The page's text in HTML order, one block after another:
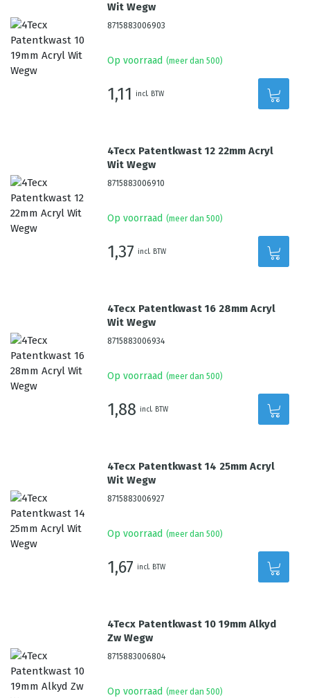
Wit Wegw
8715883006903
Op voorraad (meer dan 500)
1,11 incl. BTW
4Tecx Patentkwast 12 22mm Acryl
Wit Wegw
8715883006910
Op voorraad (meer dan 500)
1,37 incl. BTW
4Tecx Patentkwast 16 28mm Acryl
Wit Wegw
8715883006934
Op voorraad (meer dan 500)
1,88 incl. BTW
4Tecx Patentkwast 14 25mm Acryl
Wit Wegw
8715883006927
Op voorraad (meer dan 500)
1,67 incl. BTW
4Tecx Patentkwast 10 19mm Alkyd
Zw Wegw
8715883006804
Op voorraad (meer dan 500)